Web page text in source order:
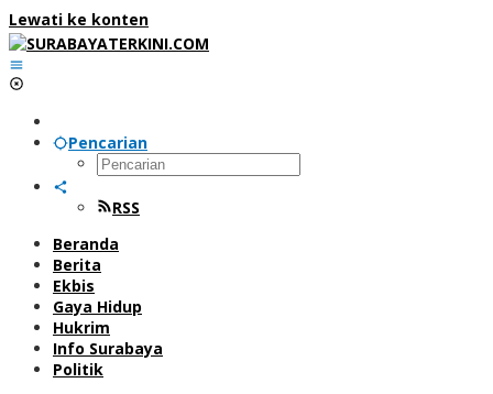
Lewati ke konten
Pencarian
RSS
Beranda
Berita
Ekbis
Gaya Hidup
Hukrim
Info Surabaya
Politik